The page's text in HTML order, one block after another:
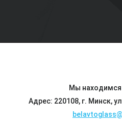
Мы находимся
Адрес: 220108, г. Минск,